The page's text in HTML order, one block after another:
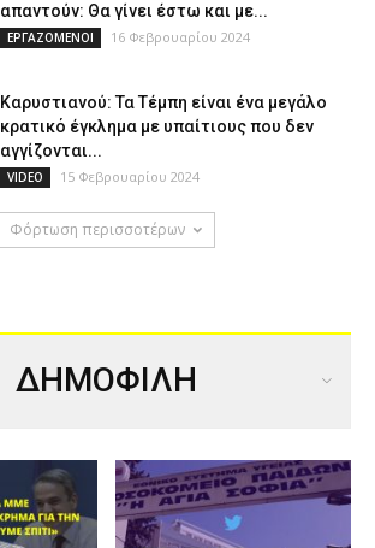
απαντούν: Θα γίνει έστω και με...
ΕΡΓΑΖΟΜΕΝΟΙ 16 Φεβρουαρίου 2024
Καρυστιανού: Τα Τέμπη είναι ένα μεγάλο
κρατικό έγκλημα με υπαίτιους που δεν
αγγίζονται...
VIDEO 15 Φεβρουαρίου 2024
Φόρτωση περισσοτέρων
ΔΗΜΟΦΙΛΗ